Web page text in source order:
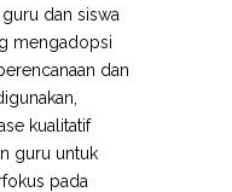
dan siswa
mengadopsi
dan
kualitatif
guru untuk
pada